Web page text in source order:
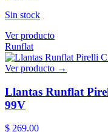
Sin stock
Ver producto
Runflat
Ver producto →
Llantas Runflat
99V
$ 269.00